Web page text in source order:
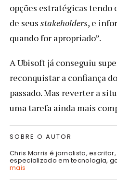
opções estratégicas tendo
de seus stakeholders, e
quando for apropriado”.
A Ubisoft já conseguiu
reconquistar a confiança
passado. Mas reverter a
uma tarefa ainda mais
SOBRE O AUTOR
Chris Morris é jornalista,
especializado em tecnologia,
mais